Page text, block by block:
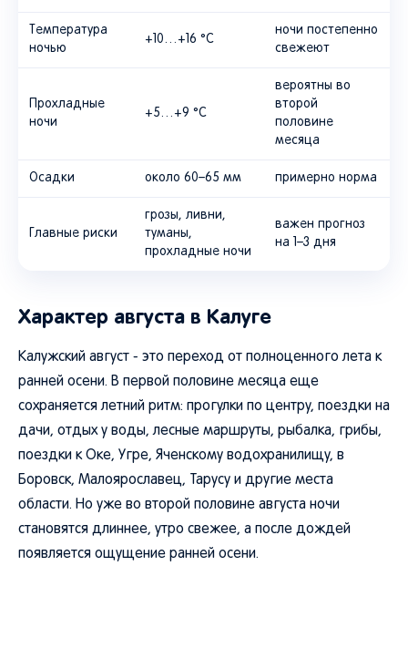
Температура
ночью
+10…+16 °C
ночи постепенно
свежеют
Прохладные
ночи
+5…+9 °C
вероятны во
второй
половине
месяца
Осадки около 60–65 мм примерно норма
Главные риски
грозы, ливни,
туманы,
прохладные ночи
важен прогноз
на 1–3 дня
Характер августа в Калуге
Калужский август - это переход от полноценного лета к
ранней осени. В первой половине месяца еще
сохраняется летний ритм: прогулки по центру, поездки на
дачи, отдых у воды, лесные маршруты, рыбалка, грибы,
поездки к Оке, Угре, Яченскому водохранилищу, в
Боровск, Малоярославец, Тарусу и другие места
области. Но уже во второй половине августа ночи
становятся длиннее, утро свежее, а после дождей
появляется ощущение ранней осени.